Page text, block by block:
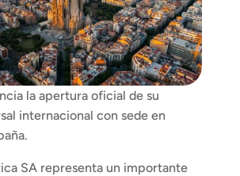
la apertura oficial de su
internacional con sede en
SA representa un importante